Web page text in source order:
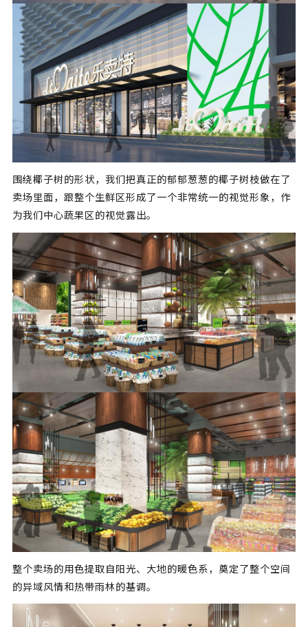
围绕椰子树的形状，我们把真正的郁郁葱葱的椰子树枝做在了
卖场里面，跟整个生鲜区形成了一个非常统一的视觉形象，作
为我们中心蔬果区的视觉露出。
整个卖场的用色提取自阳光、大地的暖色系，奠定了整个空间
的异域风情和热带雨林的基调。